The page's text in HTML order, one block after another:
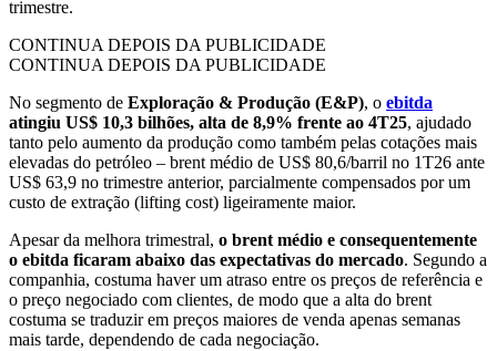
trimestre.
CONTINUA DEPOIS DA PUBLICIDADE
CONTINUA DEPOIS DA PUBLICIDADE
No segmento de Exploração & Produção (E&P), o ebitda
atingiu US$ 10,3 bilhões, alta de 8,9% frente ao 4T25, ajudado
tanto pelo aumento da produção como também pelas cotações mais
elevadas do petróleo – brent médio de US$ 80,6/barril no 1T26 ante
US$ 63,9 no trimestre anterior, parcialmente compensados por um
custo de extração (lifting cost) ligeiramente maior.
Apesar da melhora trimestral, o brent médio e consequentemente
o ebitda ficaram abaixo das expectativas do mercado. Segundo a
companhia, costuma haver um atraso entre os preços de referência e
o preço negociado com clientes, de modo que a alta do brent
costuma se traduzir em preços maiores de venda apenas semanas
mais tarde, dependendo de cada negociação.